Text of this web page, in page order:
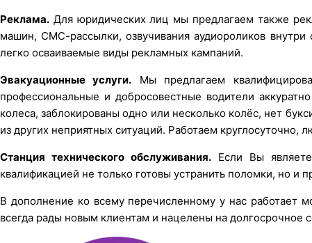
Реклама. Для юридических лиц мы предлагаем также
машин, СМС-рассылки, озвучивания аудиороликов
легко осваиваемые виды рекламных кампаний.
Эвакуационные услуги. Мы предлагаем
профессиональные и добросовестные водители
колеса, заблокированы одно или несколько колёс, нет
из других неприятных ситуаций. Работаем круглосуточно,
Станция технического обслуживания. Если Вы
квалификацией не только готовы устранить поломки, но и
В дополнение ко всему перечисленному у нас работает
всегда рады новым клиентам и нацелены на долгосрочное